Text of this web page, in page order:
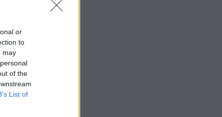
or
to
may
of the
List of